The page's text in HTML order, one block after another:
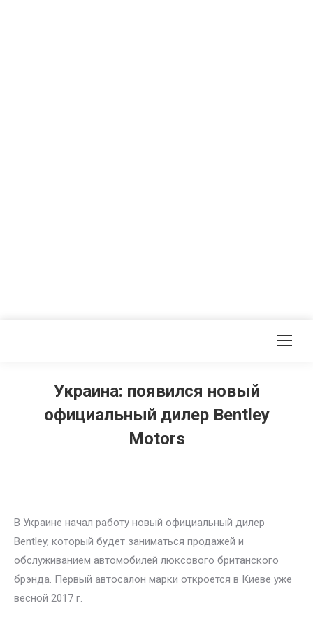
Украина: появился новый
официальный дилер Bentley
Motors
В Украине начал работу новый официальный дилер
Bentley, который будет заниматься продажей и
обслуживанием автомобилей люксового британского
брэнда. Первый автосалон марки откроется в Киеве уже
весной 2017 г.